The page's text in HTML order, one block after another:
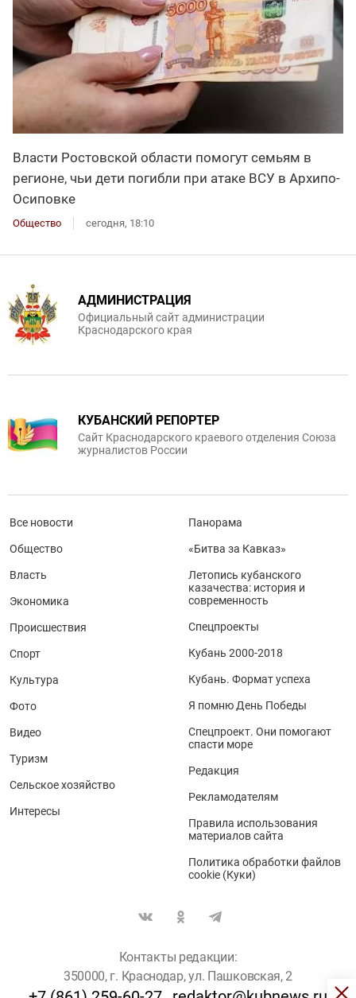
Власти Ростовской области помогут семьям в
регионе, чьи дети погибли при атаке ВСУ в Архипо-
Осиповке
Общество сегодня, 18:10
АДМИНИСТРАЦИЯ
Официальный сайт администрации
Краснодарского края
КУБАНСКИЙ РЕПОРТЕР
Сайт Краснодарского краевого отделения Союза
журналистов России
Все новости
Общество
Власть
Экономика
Происшествия
Спорт
Культура
Фото
Видео
Туризм
Сельское хозяйство
Интересы
Панорама
«Битва за Кавказ»
Летопись кубанского
казачества: история и
современность
Спецпроекты
Кубань 2000-2018
Кубань. Формат успеха
Я помню День Победы
Спецпроект. Они помогают
спасти море
Редакция
Рекламодателям
Правила использования
материалов сайта
Политика обработки файлов
cookie (Куки)
Контакты редакции:
350000, г. Краснодар, ул. Пашковская, 2